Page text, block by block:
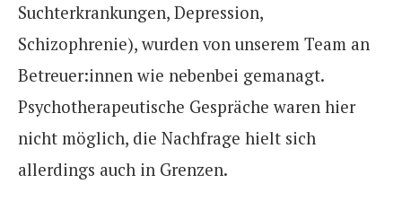
Suchterkrankungen, Depression,
Schizophrenie), wurden von unserem Team an
Betreuer:innen wie nebenbei gemanagt.
Psychotherapeutische Gespräche waren hier
nicht möglich, die Nachfrage hielt sich
allerdings auch in Grenzen.